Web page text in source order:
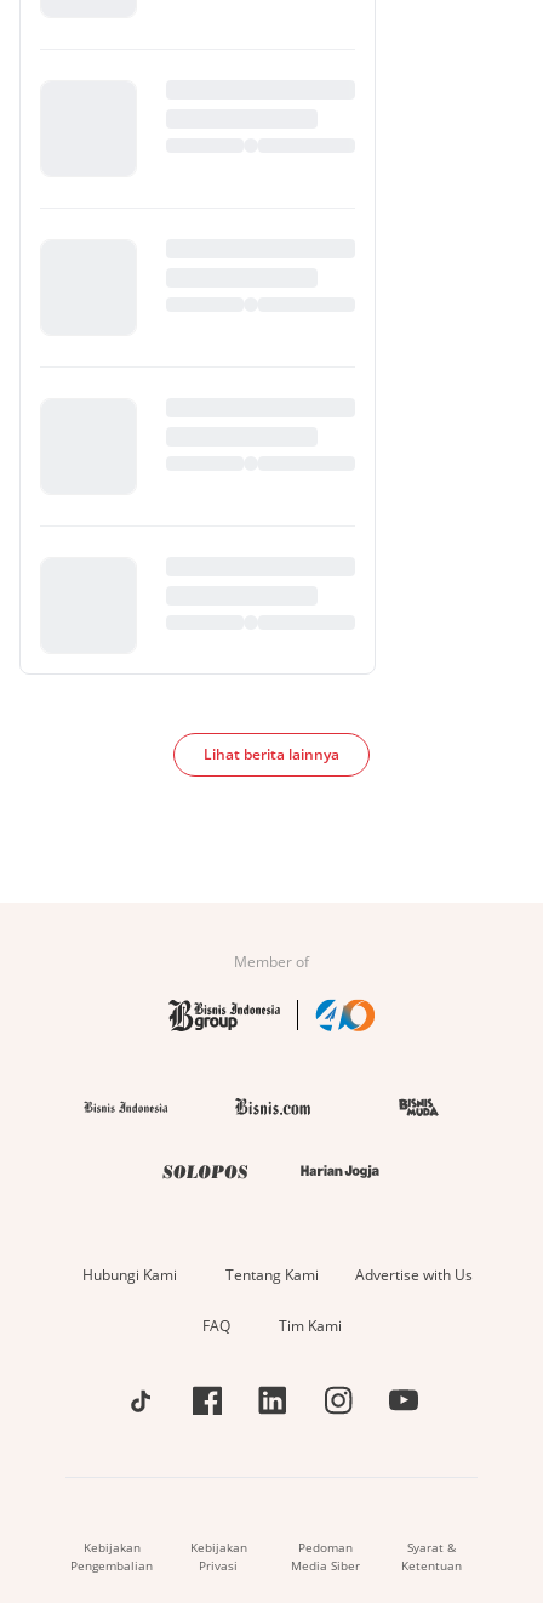
Lihat berita lainnya
Member of
Hubungi Kami Tentang Kami Advertise with Us
FAQ Tim Kami
Kebijakan
Pengembalian
Kebijakan
Privasi
Pedoman
Media Siber
Syarat &
Ketentuan